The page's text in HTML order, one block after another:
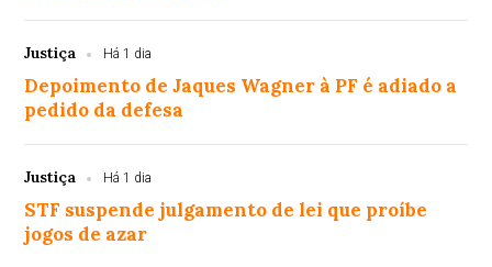
Justiça Há 1 dia
Depoimento de Jaques Wagner à PF é adiado a
pedido da defesa
Justiça Há 1 dia
STF suspende julgamento de lei que proíbe
jogos de azar